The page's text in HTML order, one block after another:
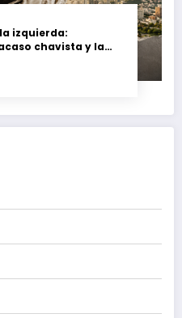
izquierda:
chavista y la